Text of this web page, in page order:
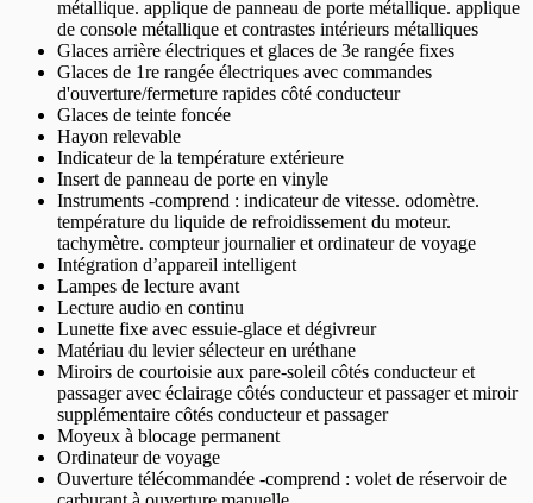
métallique. applique de panneau de porte métallique. applique
de console métallique et contrastes intérieurs métalliques
Glaces arrière électriques et glaces de 3e rangée fixes
Glaces de 1re rangée électriques avec commandes
d'ouverture/fermeture rapides côté conducteur
Glaces de teinte foncée
Hayon relevable
Indicateur de la température extérieure
Insert de panneau de porte en vinyle
Instruments -comprend : indicateur de vitesse. odomètre.
température du liquide de refroidissement du moteur.
tachymètre. compteur journalier et ordinateur de voyage
Intégration d’appareil intelligent
Lampes de lecture avant
Lecture audio en continu
Lunette fixe avec essuie-glace et dégivreur
Matériau du levier sélecteur en uréthane
Miroirs de courtoisie aux pare-soleil côtés conducteur et
passager avec éclairage côtés conducteur et passager et miroir
supplémentaire côtés conducteur et passager
Moyeux à blocage permanent
Ordinateur de voyage
Ouverture télécommandée -comprend : volet de réservoir de